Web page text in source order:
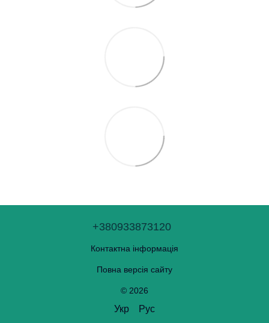
+380933873120
Контактна інформація
Повна версія сайту
© 2026
Укр Рус